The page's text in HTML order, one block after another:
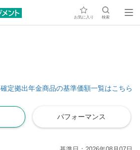
お気に入り 検索
確定拠出年金商品の基準価額一覧はこちら
パフォーマンス